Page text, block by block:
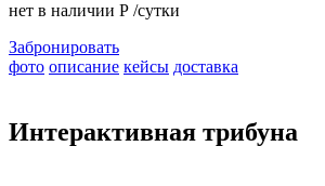
нет в наличии Р /сутки
Забронировать
фото описание кейсы доставка
Интерактивная трибуна